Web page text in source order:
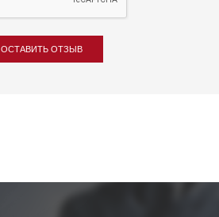
ОСТАВИТЬ ОТЗЫВ